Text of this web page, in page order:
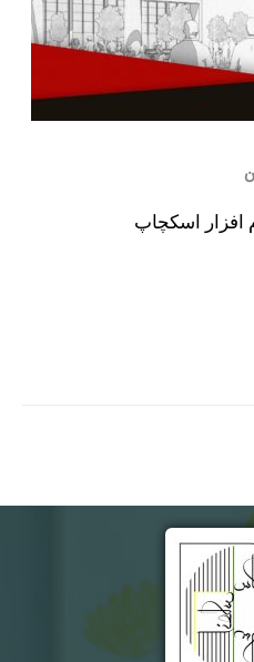
افزار اسکچاپ